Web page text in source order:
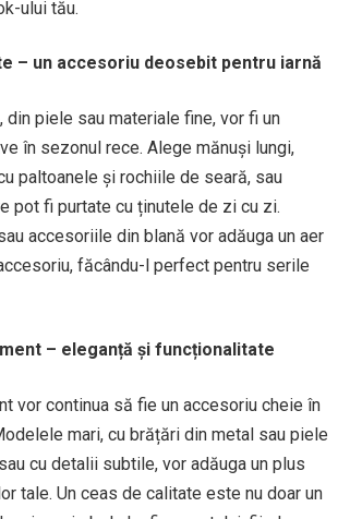
ului tău.
– un accesoriu deosebit pentru iarnă
din piele sau materiale fine, vor fi un
în sezonul rece. Alege mănuși lungi,
paltoanele și rochiile de seară, sau
pot fi purtate cu ținutele de zi cu zi.
accesoriile din blană vor adăuga un aer
făcându-l perfect pentru serile
– eleganță și funcționalitate
vor continua să fie un accesoriu cheie în
mari, cu brățări din metal sau piele
cu detalii subtile, vor adăuga un plus
tale. Un ceas de calitate este nu doar un